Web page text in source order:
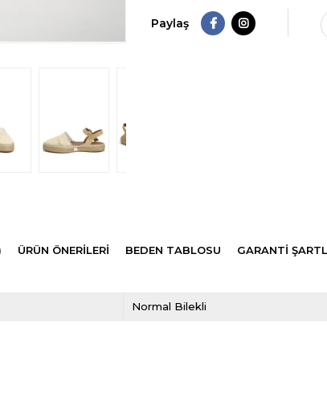
Paylaş
ÜRÜN ÖNERILERI BEDEN TABLOSU GARANTİ
Normal Bilekli